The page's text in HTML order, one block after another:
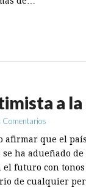
a la
Comentarios
afirmar que el
ha adueñado
el futuro con
de cualquier